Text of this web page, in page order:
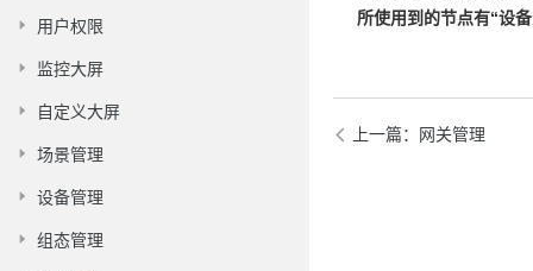
用户权限
监控大屏
自定义大屏
场景管理
设备管理
组态管理
所使用到的节点有“设
上一篇：网关管理